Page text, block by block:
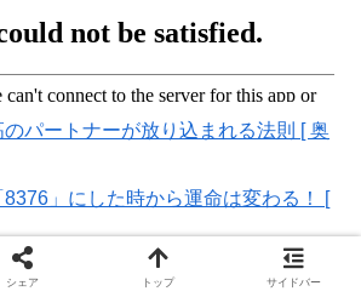
パートナーが放り込まれる法則 [ 奥
」にした時から運命は変わる！ [
ずかなう！ 成功と幸せを引き寄せ
シェア トップ サイドバー